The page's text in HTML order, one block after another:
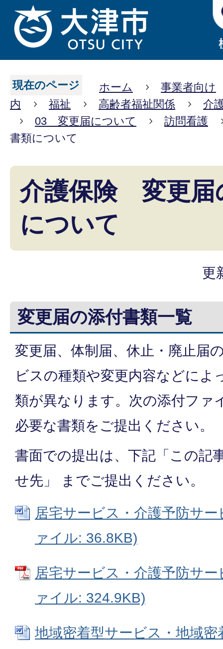
現在のページ ホーム
事業者向け
内
福祉 高齢者福祉関係
介
03 変更届について
訪問看護
書類について
介護保険 変更届
について
更
変更届の添付書類一覧
変更届、体制届、休止・廃止届
ビスの種類や変更内容などによ
類が異なります。次の添付ファ
必要な書類をご提出ください。
書面での提出は、下記「この記
せ先」 までご提出ください。
居宅サービス・介護予防サ
ァイル: 36.8KB)
居宅サービス・介護予防サ
ァイル: 324.9KB)
地域密着型サービス・地域